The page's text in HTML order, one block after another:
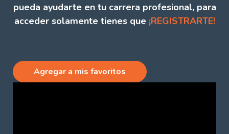
pueda ayudarte en tu carrera profesional, para
acceder solamente tienes que ¡REGISTRARTE!
Agregar a mis favoritos